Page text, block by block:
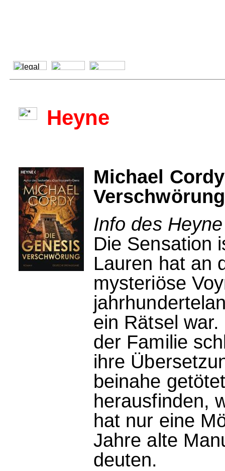
Heyne
Michael
Verschwörung
Info des
Die Sensation
Lauren hat an
mysteriöse
ein Rätsel
der Familie
ihre
beinahe
herausfinden,
hat nur eine
Jahre alte
deuten.